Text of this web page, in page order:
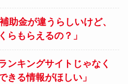
助金が違うらしいけど、
らもらえるの？」
ンキングサイトじゃなく
きる情報がほしい」